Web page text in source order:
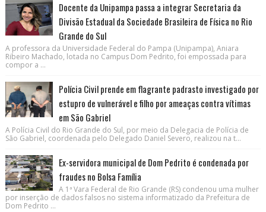
Docente da Unipampa passa a integrar Secretaria da
Divisão Estadual da Sociedade Brasileira de Física no Rio
Grande do Sul
A professora da Universidade Federal do Pampa (Unipampa), Aniara
Ribeiro Machado, lotada no Campus Dom Pedrito, foi empossada para
compor a ...
Polícia Civil prende em flagrante padrasto investigado por
estupro de vulnerável e filho por ameaças contra vítimas
em São Gabriel
A Polícia Civil do Rio Grande do Sul, por meio da Delegacia de Polícia de
São Gabriel, coordenada pelo Delegado Daniel Severo, realizou na t...
Ex-servidora municipal de Dom Pedrito é condenada por
fraudes no Bolsa Família
A 1ª Vara Federal de Rio Grande (RS) condenou uma mulher
por inserção de dados falsos no sistema informatizado da Prefeitura de
Dom Pedrito ...